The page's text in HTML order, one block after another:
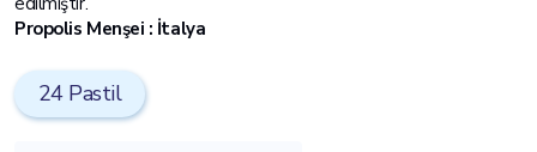
Propolis Menşei : İtalya
24 Pastil